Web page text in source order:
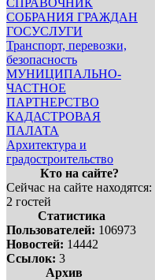
СПРАВОЧНИК
СОБРАНИЯ ГРАЖДАН
ГОСУСЛУГИ
Транспорт, перевозки,
безопасность
МУНИЦИПАЛЬНО-
ЧАСТНОЕ
ПАРТНЕРСТВО
КАДАСТРОВАЯ
ПАЛАТА
Архитектура и
градостроительство
Кто на сайте?
Сейчас на сайте находятся:
2 гостей
Статистика
Пользователей: 106973
Новостей: 14442
Ссылок: 3
Архив